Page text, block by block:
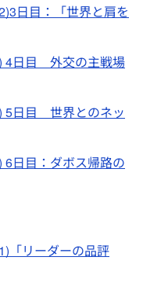
日目：「世界と肩を
4日目 外交の主戦場
5日目 世界とのネッ
日目：ダボス帰路の
「リーダーの品評